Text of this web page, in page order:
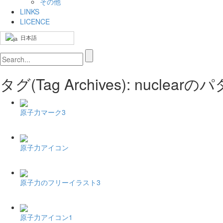
LINKS
LICENCE
日本語
タグ(Tag Archives): nuclearのパ
原子力マーク3
原子力アイコン
原子力のフリーイラスト3
原子力アイコン1